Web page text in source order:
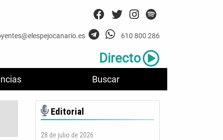
Buscar
610 800 286
Directo
Editorial
28 de julio de 2026